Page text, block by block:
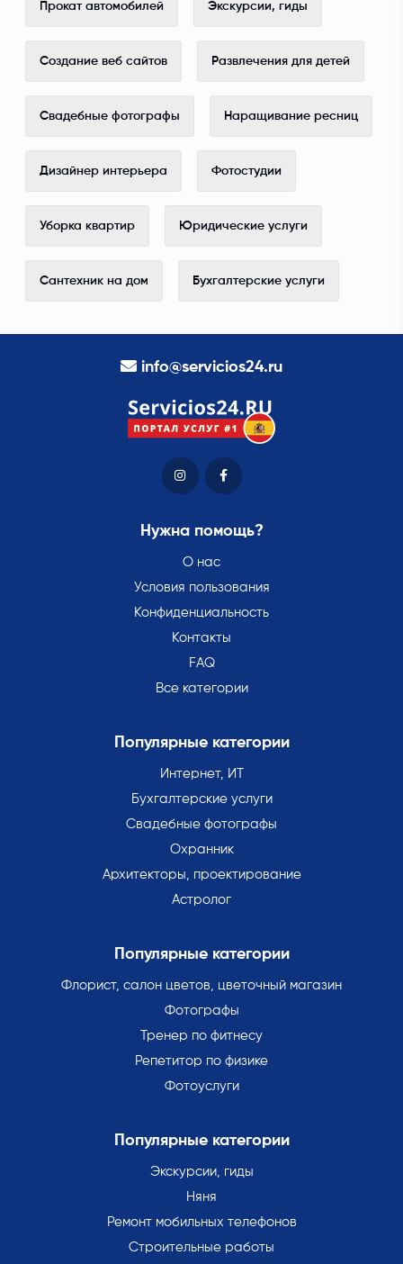
Прокат автомобилей Экскурсии, гиды
Создание веб сайтов Развлечения для детей
Свадебные фотографы Наращивание ресниц
Дизайнер интерьера Фотостудии
Уборка квартир Юридические услуги
Сантехник на дом Бухгалтерские услуги
info@servicios24.ru
Нужна помощь?
О нас
Условия пользования
Конфиденциальность
Контакты
FAQ
Все категории
Популярные категории
Интернет, ИТ
Бухгалтерские услуги
Свадебные фотографы
Охранник
Архитекторы, проектирование
Астролог
Популярные категории
Флорист, салон цветов, цветочный магазин
Фотографы
Тренер по фитнесу
Репетитор по физике
Фотоуслуги
Популярные категории
Экскурсии, гиды
Няня
Ремонт мобильных телефонов
Строительные работы